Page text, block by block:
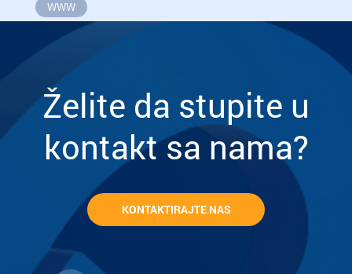
WWW
Želite da stupite u
kontakt sa nama?
KONTAKTIRAJTE NAS